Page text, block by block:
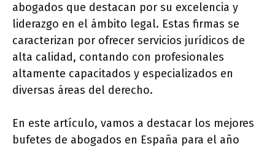
abogados que destacan por su excelencia y
liderazgo en el ámbito legal. Estas firmas se
caracterizan por ofrecer servicios jurídicos de
alta calidad, contando con profesionales
altamente capacitados y especializados en
diversas áreas del derecho.
En este artículo, vamos a destacar los mejores
bufetes de abogados en España para el año